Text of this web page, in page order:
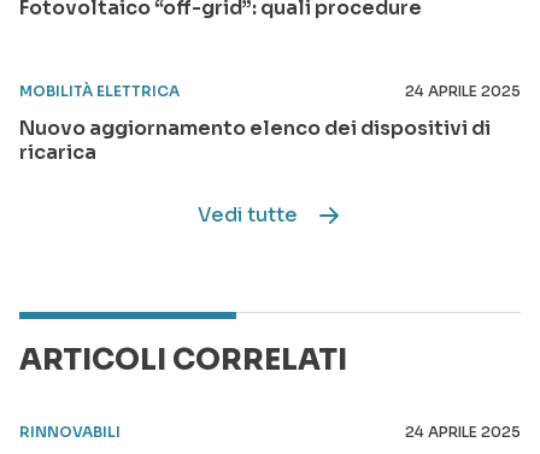
Fotovoltaico “off-grid”: quali procedure
MOBILITÀ ELETTRICA 24 APRILE 2025
Nuovo aggiornamento elenco dei dispositivi di
ricarica
Vedi tutte
ARTICOLI CORRELATI
RINNOVABILI 24 APRILE 2025